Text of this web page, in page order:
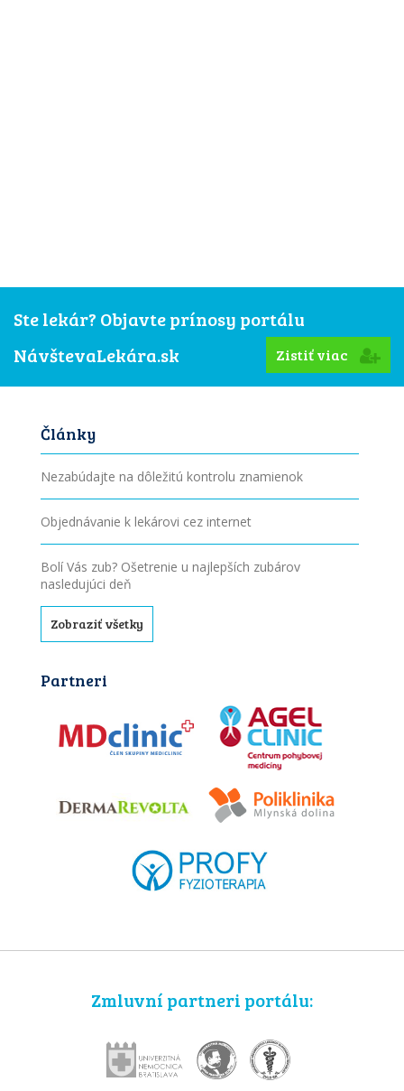
Ste lekár? Objavte prínosy portálu
NávštevaLekára.sk
Zistiť viac
Články
Nezabúdajte na dôležitú kontrolu znamienok
Objednávanie k lekárovi cez internet
Bolí Vás zub? Ošetrenie u najlepších zubárov
nasledujúci deň
Zobraziť všetky
Partneri
Zmluvní partneri portálu: